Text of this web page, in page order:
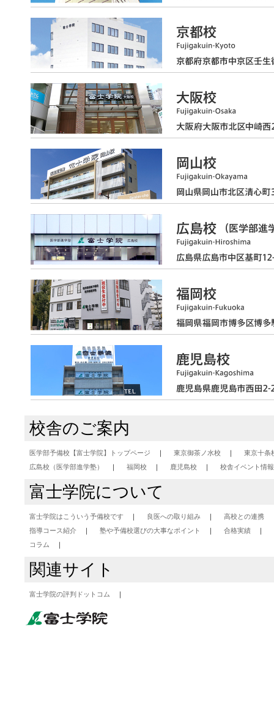
校舎のご案内
医学部予備校【富士学院】トップページ 東京御茶ノ水校
東京十条
広島校（医学部進学塾）
福岡校 鹿児島校 校舎イベント情報
富士学院について
富士学院はこういう予備校です 良医への取り組み
高校との連携
指導コース紹介
塾や予備校選びの大事なポイント
合格実績
コラム
関連サイト
富士学院の評判ドットコム